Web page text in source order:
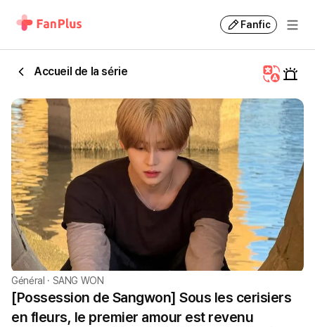
Fanfic
Accueil de la série
Général · SANG WON
[Possession de Sangwon] Sous les cerisiers
en fleurs, le premier amour est revenu